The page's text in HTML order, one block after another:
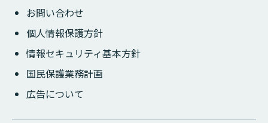
お問い合わせ
個人情報保護方針
情報セキュリティ基本方針
国民保護業務計画
広告について